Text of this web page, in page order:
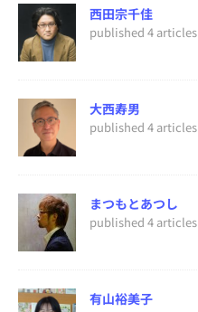
西田宗千佳
published 4 articles
大西寿男
published 4 articles
まつもとあつし
published 4 articles
有山裕美子